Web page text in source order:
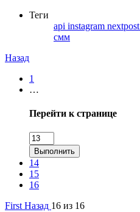
Теги
api instagram nextpost
смм
Назад
1
…
Перейти к странице
Выполнить
14
15
16
First Назад 16 из 16